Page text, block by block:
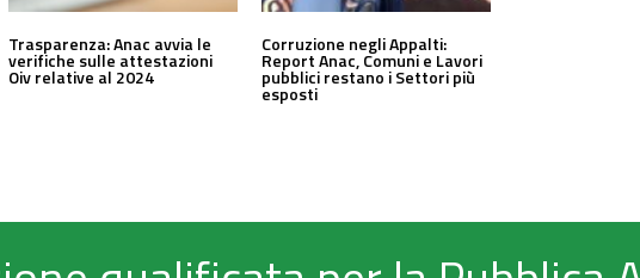
Trasparenza: Anac avvia le
verifiche sulle attestazioni
Oiv relative al 2024
Corruzione negli Appalti:
Report Anac, Comuni e Lavori
pubblici restano i Settori più
esposti